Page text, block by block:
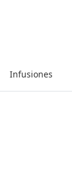
Infusiones